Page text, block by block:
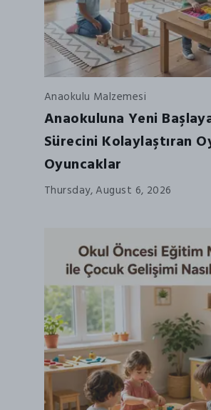
Anaokulu Malzemesi
Anaokuluna Yeni
Sürecini Kolaylaştıran
Oyuncaklar
Thursday, August 6, 2026